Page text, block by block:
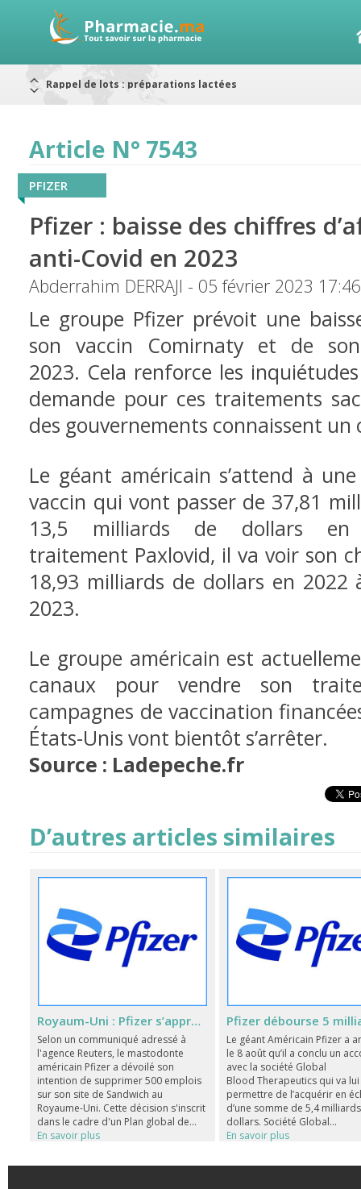
Rappel de lots : préparations lactées
ARRÊT DE COMMERCIALISATION
RAPPELS DE LOTS
Article N° 7543
PFIZER
Pfizer : baisse des chiffres
anti-Covid en 2023
Abderrahim DERRAJI - 05 février 2023 17:46
Le groupe Pfizer prévoit une
son vaccin Comirnaty et de
2023. Cela renforce les
demande pour ces traitements
des gouvernements connaissent
Le géant américain s’attend à
vaccin qui vont passer de 37,81
13,5 milliards de dollars
traitement Paxlovid, il va voir son
18,93 milliards de dollars en
2023.
Le groupe américain est
canaux pour vendre son
campagnes de vaccination
États-Unis vont bientôt s’arrêter.
Source : Ladepeche.fr
D’autres articles similaires
Royaum-Uni : Pfizer s’apprête à supprimer 500 postes
Selon un communiqué adressé à
l'agence Reuters, le mastodonte
américain Pfizer a dévoilé son
intention de supprimer 500 emplois
sur son site de Sandwich au
Royaume-Uni. Cette décision s'inscrit
dans le cadre d'un Plan global de...
En savoir plus
Le géant Américain Pfizer a
le 8 août qu’il a conclu un
avec la société Global
Blood Therapeutics qui va lui
permettre de l’acquérir en
d’une somme de 5,4
dollars. Société Global...
En savoir plus